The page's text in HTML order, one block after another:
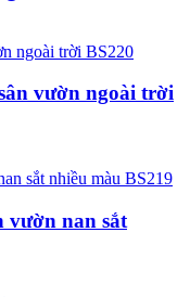
vườn ngoài trời
vườn nan sắt